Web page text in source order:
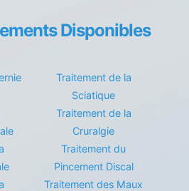
Disponibles
Traitement de la
Sciatique
Traitement de la
Cruralgie
Traitement du
Pincement Discal
Traitement des Maux